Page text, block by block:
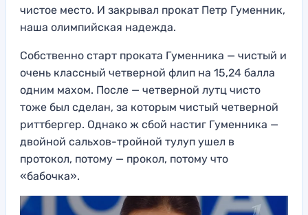
чистое место. И закрывал прокат Петр Гуменник,
наша олимпийская надежда.
Собственно старт проката Гуменника — чистый и
очень классный четверной флип на 15,24 балла
одним махом. После — четверной лутц чисто
тоже был сделан, за которым чистый четверной
риттбергер. Однако ж сбой настиг Гуменника —
двойной сальхов-тройной тулуп ушел в
протокол, потому — прокол, потому что
«бабочка».